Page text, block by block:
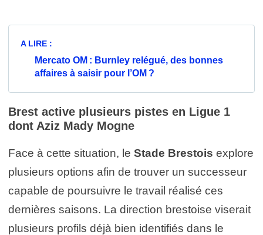
A LIRE :
Mercato OM : Burnley relégué, des bonnes
affaires à saisir pour l’OM ?
Brest active plusieurs pistes en Ligue 1
dont Aziz Mady Mogne
Face à cette situation, le Stade Brestois explore
plusieurs options afin de trouver un successeur
capable de poursuivre le travail réalisé ces
dernières saisons. La direction brestoise viserait
plusieurs profils déjà bien identifiés dans le